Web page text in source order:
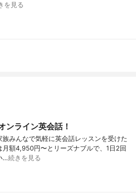
を見る
ンライン英会話！
みんなで気軽に英会話レッスンを受けた
月額4,950円〜とリーズナブルで、1日2回
…続きを見る